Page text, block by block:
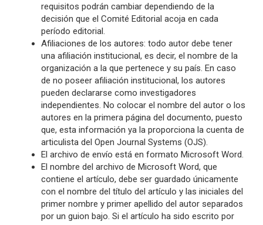
requisitos podrán cambiar dependiendo de la
decisión que el Comité Editorial acoja en cada
período editorial.
Afiliaciones de los autores: todo autor debe tener
una afiliación institucional, es decir, el nombre de la
organización a la que pertenece y su país. En caso
de no poseer afiliación institucional, los autores
pueden declararse como investigadores
independientes. No colocar el nombre del autor o los
autores en la primera página del documento, puesto
que, esta información ya la proporciona la cuenta de
articulista del Open Journal Systems (OJS).
El archivo de envío está en formato Microsoft Word.
El nombre del archivo de Microsoft Word, que
contiene el artículo, debe ser guardado únicamente
con el nombre del título del artículo y las iniciales del
primer nombre y primer apellido del autor separados
por un guion bajo. Si el artículo ha sido escrito por